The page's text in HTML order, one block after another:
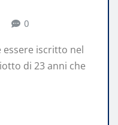
0
iscritto nel
di 23 anni che